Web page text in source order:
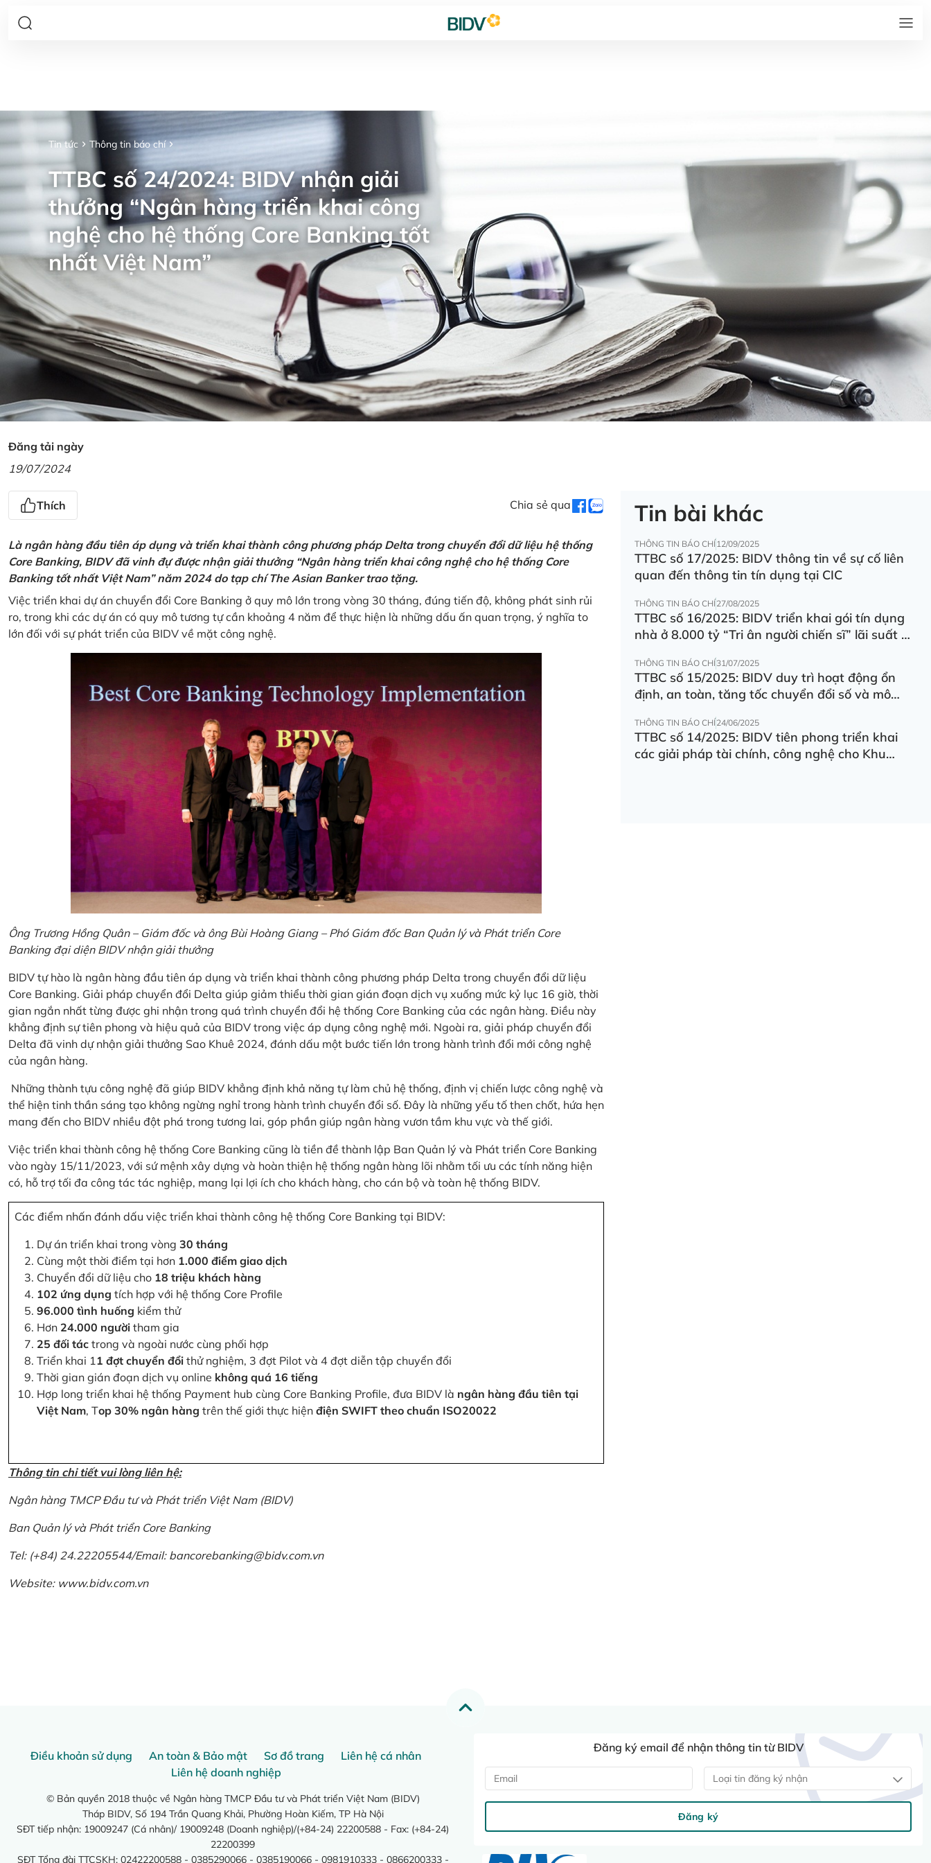
Tin tức Thông tin báo chí
TTBC số 24/2024: BIDV nhận giải
thưởng “Ngân hàng triển khai công
nghệ cho hệ thống Core Banking tốt
nhất Việt Nam”
Đăng tải ngày
19/07/2024
Thích Chia sẻ qua
Là ngân hàng đầu tiên áp dụng và triển khai thành công phương pháp Delta trong chuyển đổi dữ liệu hệ thống
Core Banking, BIDV đã vinh đự được nhận giải thưởng “Ngân hàng triển khai công nghệ cho hệ thống Core
Banking tốt nhất Việt Nam” năm 2024 do tạp chí The Asian Banker trao tặng.
Việc triển khai dự án chuyển đổi Core Banking ở quy mô lớn trong vòng 30 tháng, đúng tiến độ, không phát sinh rủi
ro, trong khi các dự án có quy mô tương tự cần khoảng 4 năm để thực hiện là những dấu ấn quan trọng, ý nghĩa to
lớn đối với sự phát triển của BIDV về mặt công nghệ.
Ông Trương Hồng Quân – Giám đốc và ông Bùi Hoàng Giang – Phó Giám đốc Ban Quản lý và Phát triển Core
Banking đại diện BIDV nhận giải thưởng
BIDV tự hào là ngân hàng đầu tiên áp dụng và triển khai thành công phương pháp Delta trong chuyển đổi dữ liệu
Core Banking. Giải pháp chuyển đổi Delta giúp giảm thiểu thời gian gián đoạn dịch vụ xuống mức kỷ lục 16 giờ, thời
gian ngắn nhất từng được ghi nhận trong quá trình chuyển đổi hệ thống Core Banking của các ngân hàng. Điều này
khẳng định sự tiên phong và hiệu quả của BIDV trong việc áp dụng công nghệ mới. Ngoài ra, giải pháp chuyển đổi
Delta đã vinh dự nhận giải thưởng Sao Khuê 2024, đánh dấu một bước tiến lớn trong hành trình đổi mới công nghệ
của ngân hàng.
Những thành tựu công nghệ đã giúp BIDV khẳng định khả năng tự làm chủ hệ thống, định vị chiến lược công nghệ và
thể hiện tinh thần sáng tạo không ngừng nghỉ trong hành trình chuyển đổi số. Đây là những yếu tố then chốt, hứa hẹn
mang đến cho BIDV nhiều đột phá trong tương lai, góp phần giúp ngân hàng vươn tầm khu vực và thế giới.
Việc triển khai thành công hệ thống Core Banking cũng là tiền đề thành lập Ban Quản lý và Phát triển Core Banking
vào ngày 15/11/2023, với sứ mệnh xây dựng và hoàn thiện hệ thống ngân hàng lõi nhằm tối ưu các tính năng hiện
có, hỗ trợ tối đa công tác tác nghiệp, mang lại lợi ích cho khách hàng, cho cán bộ và toàn hệ thống BIDV.
Các điểm nhấn đánh dấu việc triển khai thành công hệ thống Core Banking tại BIDV:
Dự án triển khai trong vòng 30 tháng
Cùng một thời điểm tại hơn 1.000 điểm giao dịch
Chuyển đổi dữ liệu cho 18 triệu khách hàng
102 ứng dụng tích hợp với hệ thống Core Profile
96.000 tình huống kiểm thử
Hơn 24.000 người tham gia
25 đối tác trong và ngoài nước cùng phối hợp
Triển khai 11 đợt chuyển đổi thử nghiệm, 3 đợt Pilot và 4 đợt diễn tập chuyển đổi
Thời gian gián đoạn dịch vụ online không quá 16 tiếng
Hợp long triển khai hệ thống Payment hub cùng Core Banking Profile, đưa BIDV là ngân hàng đầu tiên tại
Việt Nam, Top 30% ngân hàng trên thế giới thực hiện điện SWIFT theo chuẩn ISO20022
Thông tin chi tiết vui lòng liên hệ:
Ngân hàng TMCP Đầu tư và Phát triển Việt Nam (BIDV)
Ban Quản lý và Phát triển Core Banking
Tel: (+84) 24.22205544/Email: bancorebanking@bidv.com.vn
Website: www.bidv.com.vn
Tin bài khác
THÔNG TIN BÁO CHÍ12/09/2025
TTBC số 17/2025: BIDV thông tin về sự cố liên
quan đến thông tin tín dụng tại CIC
THÔNG TIN BÁO CHÍ27/08/2025
TTBC số 16/2025: BIDV triển khai gói tín dụng
nhà ở 8.000 tỷ “Tri ân người chiến sĩ” lãi suất ưu
THÔNG TIN BÁO CHÍ31/07/2025
TTBC số 15/2025: BIDV duy trì hoạt động ổn
định, an toàn, tăng tốc chuyển đổi số và mô
THÔNG TIN BÁO CHÍ24/06/2025
TTBC số 14/2025: BIDV tiên phong triển khai
các giải pháp tài chính, công nghệ cho Khu
Điều khoản sử dụng An toàn & Bảo mật Sơ đồ trang
Liên hệ cá nhân
Liên hệ doanh nghiệp
© Bản quyền 2018 thuộc về Ngân hàng TMCP Đầu tư và Phát triển Việt Nam (BIDV)
Tháp BIDV, Số 194 Trần Quang Khải, Phường Hoàn Kiếm, TP Hà Nội
SĐT tiếp nhận: 19009247 (Cá nhân)/ 19009248 (Doanh nghiệp)/(+84-24) 22200588 - Fax: (+84-24)
22200399
SĐT Tổng đài TTCSKH: 02422200588 - 0385290066 - 0385190066 - 0981910333 - 0866200333 -
Đăng ký email để nhận thông tin từ BIDV
Loại tin đăng ký nhận
Đăng ký